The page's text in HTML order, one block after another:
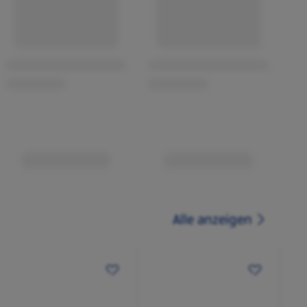
Alle anzeigen